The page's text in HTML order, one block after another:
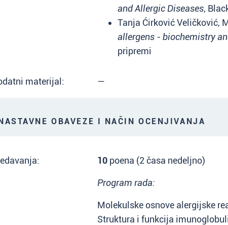
and Allergic Diseases,
Tanja Ćirković Veličković,
allergens - biochemistry
pripremi
materijal: —
OBAVEZE I NAČIN OCENJIVANJA
10 poena (2 časa nedeljno)
Program rada:
Molekulske osnove alergijske
Struktura i funkcija